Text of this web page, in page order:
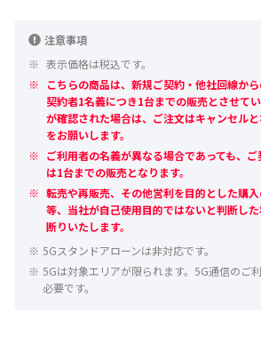
注意事項
表示価格は税込です。
こちらの商品は、新規ご契約・他社回線か
契約者1名義につき1台までの販売とさせて
が確認された場合は、ご注文はキャンセル
をお願いします。
ご利用者の名義が異なる場合であっても、
は1台までの販売となります。
転売や再販売、その他営利を目的とした購
等、当社が自己使用目的ではないと判断し
断りいたします。
※ 5Gスタンドアローンは非対応です。
※ 5Gは対象エリアが限られます。5G通信のご
必要です。